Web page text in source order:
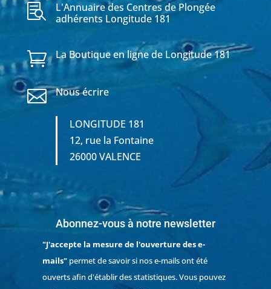

L'Annuaire des Centres de Plongée
adhérents Longitude 181
 La Boutique en ligne de Longitude 181
 Nous écrire
LONGITUDE 181
12, rue la Fontaine
26000 VALENCE
Abonnez-vous à notre newsletter
"J'accepte la mesure de l'ouverture des e-
mails"permet de savoir si nos e-mails ont été
ouverts afin d'établir des statistiques. Vous pouvez